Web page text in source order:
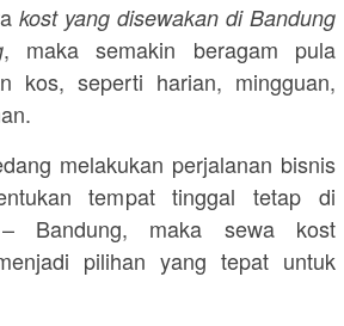
kost yang disewakan di Bandung
, maka semakin beragam pula
kos, seperti harian, mingguan,
melakukan perjalanan bisnis
tempat tinggal tetap di
Bandung, maka sewa kost
pilihan yang tepat untuk